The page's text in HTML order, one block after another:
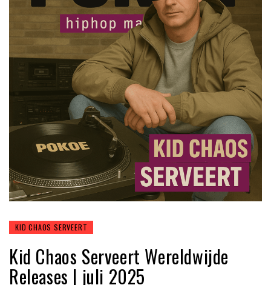
KID CHAOS SERVEERT
Kid Chaos Serveert Wereldwijde
Releases | juli 2025